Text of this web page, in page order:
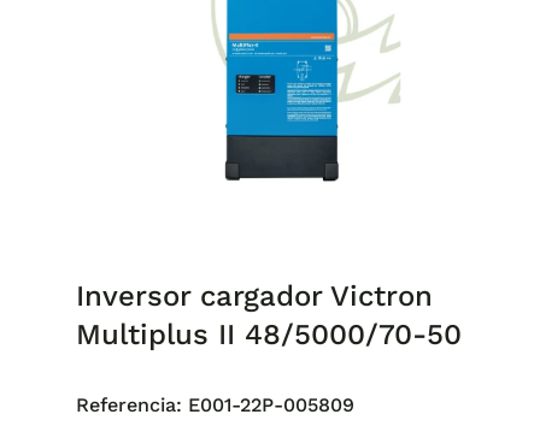
Inversor cargador Victron
Multiplus II 48/5000/70-50
Referencia: E001-22P-005809